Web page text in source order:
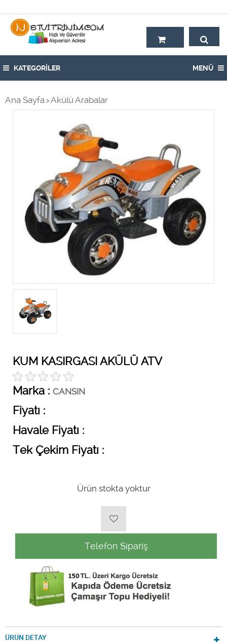
KATEGORİLER MENÜ
Ana Sayfa > Akülü Arabalar
KUM KASIRGASI AKÜLÜ ATV
Marka : CANSIN
Fiyatı :
Havale Fiyatı :
Tek Çekim Fiyatı :
Ürün stokta yoktur
Telefon Sipariş
ÜRÜN DETAY